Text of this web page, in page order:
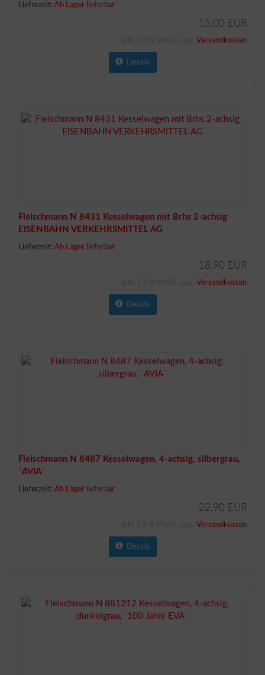
Lieferzeit: Ab Lager lieferbar
15,00 EUR
Versandkosten
Details
Fleischmann N 8431 Kesselwagen mit Brhs 2-achsig
EISENBAHN VERKEHRSMITTEL AG
Lieferzeit: Ab Lager lieferbar
18,90 EUR
Versandkosten
Details
Fleischmann N 8487 Kesselwagen, 4-achsig, silbergrau,
´AVIA´
Lieferzeit: Ab Lager lieferbar
22,90 EUR
Versandkosten
Details